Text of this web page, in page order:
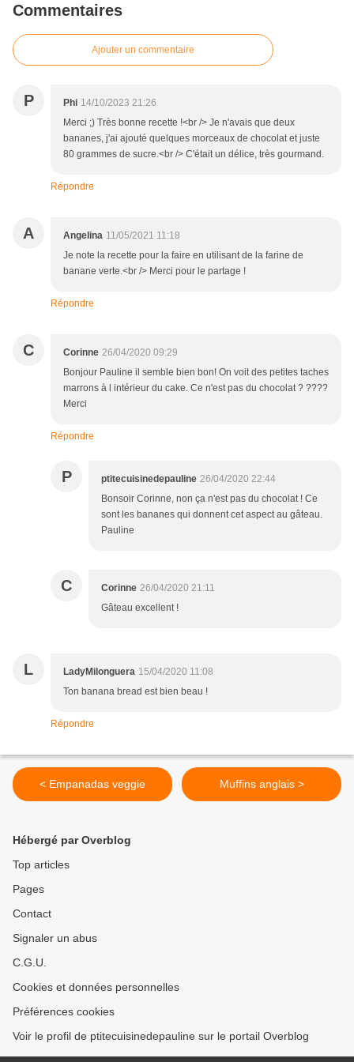
Commentaires
Ajouter un commentaire
P Phi 14/10/2023 21:26
Merci ;) Très bonne recette !<br /> Je n'avais que deux
bananes, j'ai ajouté quelques morceaux de chocolat et juste
80 grammes de sucre.<br /> C'était un délice, très gourmand.
Répondre
A Angelina 11/05/2021 11:18
Je note la recette pour la faire en utilisant de la farine de
banane verte.<br /> Merci pour le partage !
Répondre
C Corinne 26/04/2020 09:29
Bonjour Pauline il semble bien bon! On voit des petites taches
marrons à l intérieur du cake. Ce n'est pas du chocolat ? ????
Merci
Répondre
P ptitecuisinedepauline 26/04/2020 22:44
Bonsoir Corinne, non ça n'est pas du chocolat ! Ce
sont les bananes qui donnent cet aspect au gâteau.
Pauline
C Corinne 26/04/2020 21:11
Gâteau excellent !
L LadyMilonguera 15/04/2020 11:08
Ton banana bread est bien beau !
Répondre
< Empanadas veggie Muffins anglais >
Hébergé par Overblog
Top articles
Pages
Contact
Signaler un abus
C.G.U.
Cookies et données personnelles
Préférences cookies
Voir le profil de ptitecuisinedepauline sur le portail Overblog